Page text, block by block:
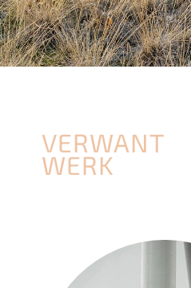
VERWANT
WERK